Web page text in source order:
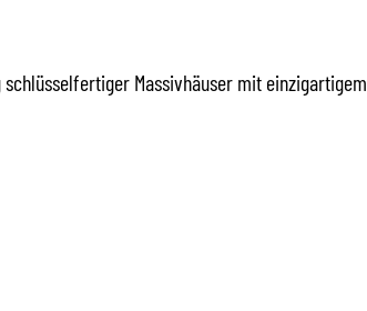
Massivhäuser mit einzigartigem